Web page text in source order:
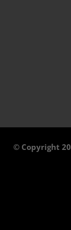
© Copyright